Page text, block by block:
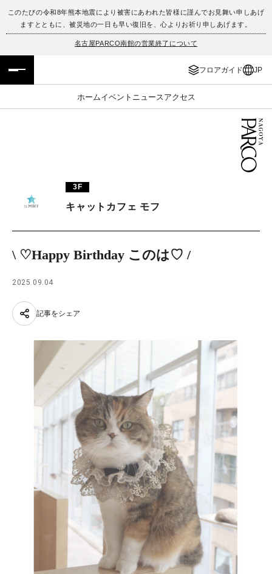
このたびの令和8年熊本地震により被害にあわれた皆様に謹んでお見舞い申しあげ
ますとともに、被災地の一日も早い復旧を、心よりお祈り申しあげます。
名古屋PARCO南館の営業終了について
フロアガイド JP
ホームイベント ニュース アクセス
フロアガイド
イベント・ポップアップ
TAX FREE
JP
ENGLISH
3F
キャットカフェ モフ
\ ♡Happy Birthday このは♡ /
2025.09.04
記事をシェア